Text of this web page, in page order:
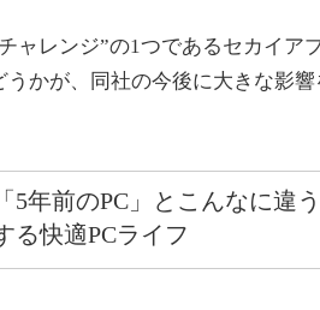
ャレンジ”の1つであるセカイア
うかが、同社の今後に大きな影響
「5年前のPC」とこんなに違
る快適PCライフ